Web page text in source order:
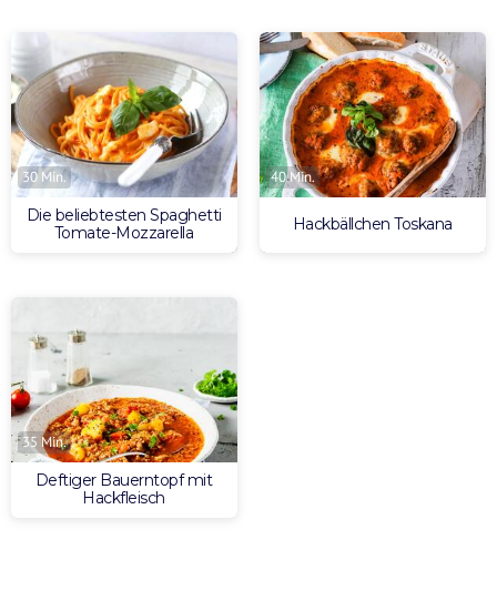
30 Min.
Die beliebtesten Spaghetti
Tomate-Mozzarella
40 Min.
Hackbällchen Toskana
35 Min.
Deftiger Bauerntopf mit
Hackfleisch